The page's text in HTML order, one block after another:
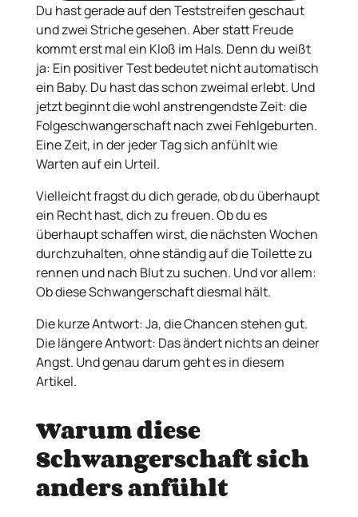
Du hast gerade auf den Teststreifen geschaut
und zwei Striche gesehen. Aber statt Freude
kommt erst mal ein Kloß im Hals. Denn du weißt
ja: Ein positiver Test bedeutet nicht automatisch
ein Baby. Du hast das schon zweimal erlebt. Und
jetzt beginnt die wohl anstrengendste Zeit: die
Folgeschwangerschaft nach zwei Fehlgeburten.
Eine Zeit, in der jeder Tag sich anfühlt wie
Warten auf ein Urteil.
Vielleicht fragst du dich gerade, ob du überhaupt
ein Recht hast, dich zu freuen. Ob du es
überhaupt schaffen wirst, die nächsten Wochen
durchzuhalten, ohne ständig auf die Toilette zu
rennen und nach Blut zu suchen. Und vor allem:
Ob diese Schwangerschaft diesmal hält.
Die kurze Antwort: Ja, die Chancen stehen gut.
Die längere Antwort: Das ändert nichts an deiner
Angst. Und genau darum geht es in diesem
Artikel.
Warum diese
Schwangerschaft sich
anders anfühlt